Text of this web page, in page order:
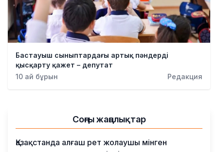
Бастауыш сыныптардағы артық пәндерді
қысқарту қажет – депутат
10 ай бұрын
Редакция
Соңғы жаңалықтар
Қазақстанда алғаш рет жолаушы мінген